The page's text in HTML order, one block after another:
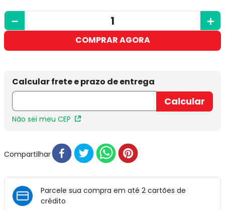
＋
－
COMPRAR AGORA
Não sei meu CEP
Compartilhar
Parcele sua compra em até 2 cartões de
crédito